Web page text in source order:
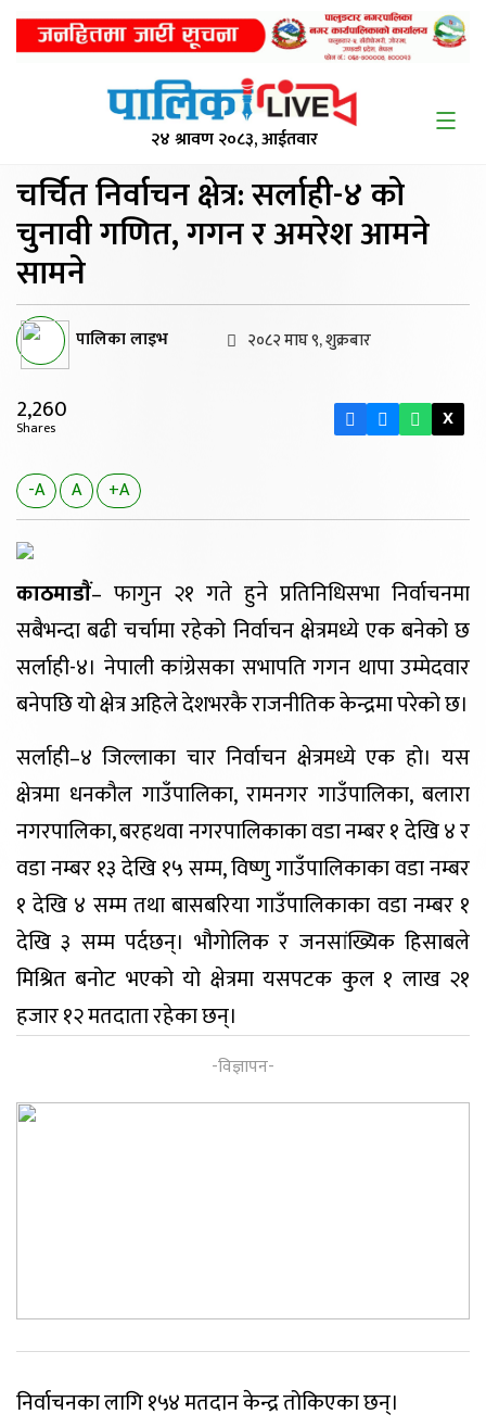
२४ श्रावण २०८३, आईतवार
चर्चित निर्वाचन क्षेत्र: सर्लाही-४को
चुनावी गणित, गगन र अमरेश आमने
सामने
पालिका लाइभ २०८२ माघ ९, शुक्रबार
2,260
Shares X
-A A +A
काठमाडाैं– फागुन २१ गते हुने प्रतिनिधिसभा निर्वाचनमा
सबैभन्दा बढी चर्चामा रहेको निर्वाचन क्षेत्रमध्ये एक बनेको छ
सर्लाही-४। नेपाली कांग्रेसका सभापति गगन थापा उम्मेदवार
बनेपछि यो क्षेत्र अहिले देशभरकै राजनीतिक केन्द्रमा परेको छ।
सर्लाही–४ जिल्लाका चार निर्वाचन क्षेत्रमध्ये एक हो। यस
क्षेत्रमा धनकौल गाउँपालिका, रामनगर गाउँपालिका, बलारा
नगरपालिका, बरहथवा नगरपालिकाका वडा नम्बर १ देखि ४ र
वडा नम्बर १३ देखि १५ सम्म, विष्णु गाउँपालिकाका वडा नम्बर
१ देखि ४ सम्म तथा बासबरिया गाउँपालिकाका वडा नम्बर १
देखि ३ सम्म पर्दछन्। भौगोलिक र जनसांख्यिक हिसाबले
मिश्रित बनोट भएको यो क्षेत्रमा यसपटक कुल १ लाख २१
हजार १२ मतदाता रहेका छन्।
निर्वाचनका लागि १५४ मतदान केन्द्र तोकिएका छन्।